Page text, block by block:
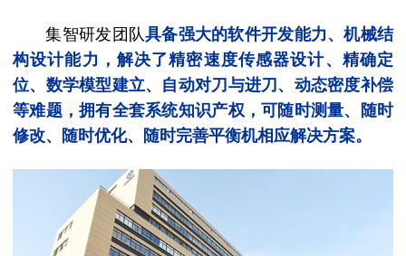
集智研发团队具备强大的软件开发能力、机械结
构设计能力，解决了精密速度传感器设计、精确定
位、数学模型建立、自动对刀与进刀、动态密度补偿
等难题，拥有全套系统知识产权，可随时测量、随时
修改、随时优化、随时完善平衡机相应解决方案。